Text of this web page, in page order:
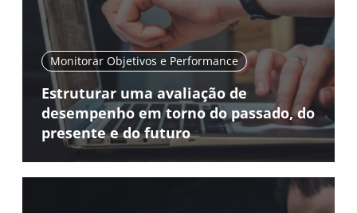
Monitorar Objetivos e Performance
Estruturar uma avaliação de
desempenho em torno do passado, do
presente e do futuro